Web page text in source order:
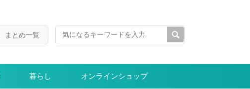
まとめ一覧
暮らし オンラインショップ